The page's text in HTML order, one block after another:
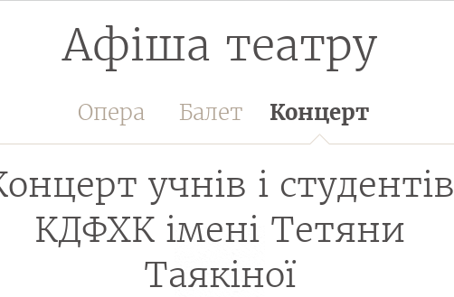
Афіша театру
Опера Балет Концерт
учнів і студентів
КДФХК імені Тетяни
Таякіної